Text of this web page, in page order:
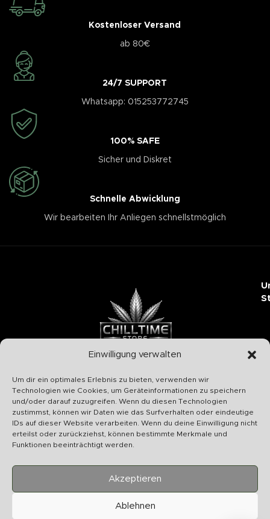
Einwilligung verwalten
Um dir ein optimales Erlebnis zu bieten, verwenden wir
Technologien wie Cookies, um Geräteinformationen zu speichern
und/oder darauf zuzugreifen. Wenn du diesen Technologien
zustimmst, können wir Daten wie das Surfverhalten oder eindeutige
IDs auf dieser Website verarbeiten. Wenn du deine Einwilligung nicht
erteilst oder zurückziehst, können bestimmte Merkmale und
Funktionen beeinträchtigt werden.
Akzeptieren
Ablehnen
Kostenloser Versand
ab 80€
24/7 SUPPORT
Whatsapp: 015253772745
100% SAFE
Sicher und Diskret
Schnelle Abwicklung
Wir bearbeiten Ihr Anliegen schnellstmöglich
Chilltime Store
07331 4577974
Info@chilltime.de
Bahnhofstr. 19 73312 Geislingen